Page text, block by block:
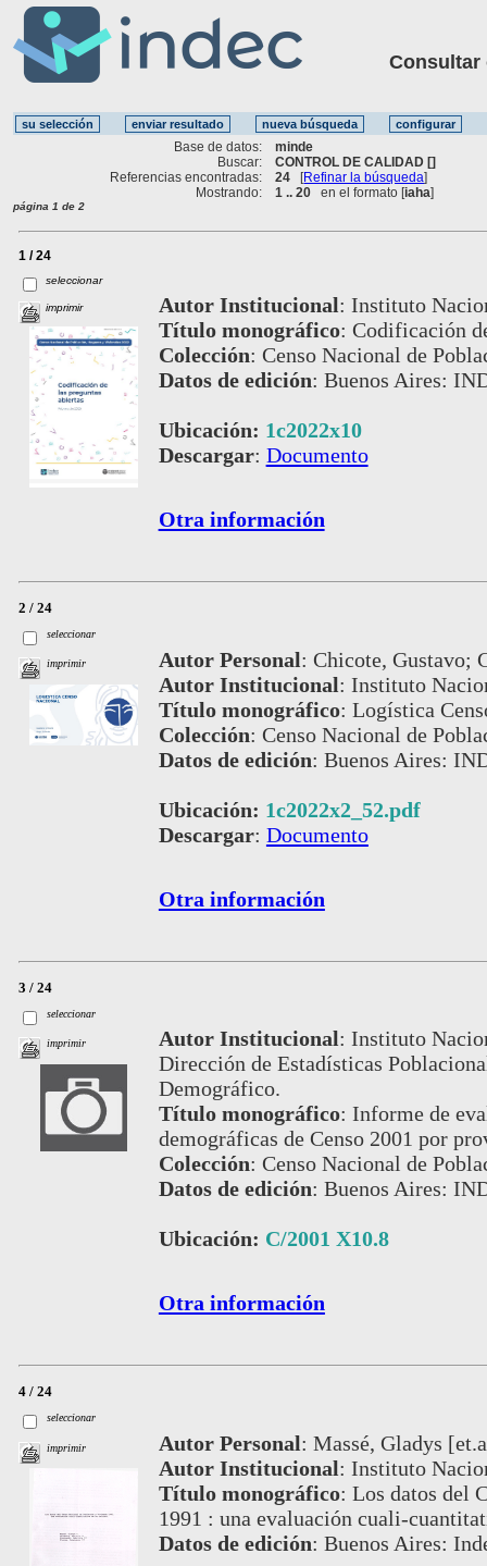
Consultar
Base de datos:
minde
Buscar:
CONTROL DE CALIDAD []
Referencias encontradas:
24 [Refinar la búsqueda]
Mostrando:
1 .. 20 en el formato [iaha]
página 1 de 2
1 / 24
seleccionar
imprimir Autor Institucional: Instituto
Título monográfico: Codificación
Colección: Censo Nacional de
Datos de edición: Buenos Aires:
Ubicación: 1c2022x10
Descargar: Documento
Otra información
2 / 24
seleccionar
imprimir Autor Personal: Chicote, Gustavo;
Autor Institucional: Instituto
Título monográfico: Logística
Colección: Censo Nacional de
Datos de edición: Buenos Aires:
Ubicación: 1c2022x2_52.pdf
Descargar: Documento
Otra información
3 / 24
seleccionar
imprimir Autor Institucional: Instituto
Dirección de Estadísticas
Demográfico.
Título monográfico: Informe de
demográficas de Censo 2001 por
Colección: Censo Nacional de
Datos de edición: Buenos Aires:
Ubicación: C/2001 X10.8
Otra información
4 / 24
seleccionar
imprimir Autor Personal: Massé, Gladys
Autor Institucional: Instituto
Título monográfico: Los datos del
1991 : una evaluación cuali-
Datos de edición: Buenos Aires: